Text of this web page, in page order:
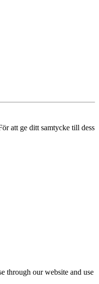
att ge ditt samtycke till dess
through our website and use